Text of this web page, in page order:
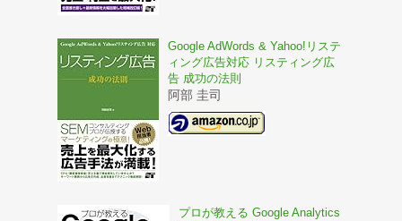
Google AdWords & Yahoo!リステ
ィング広告対応 リスティング広
告 成功の法則
阿部 圭司
プロが教える Google Analytics